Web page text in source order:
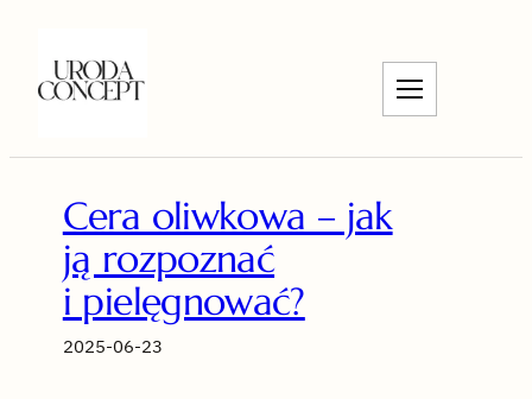
treści
Cera oliwkowa – jak
ją rozpoznać
i pielęgnować?
2025-06-23